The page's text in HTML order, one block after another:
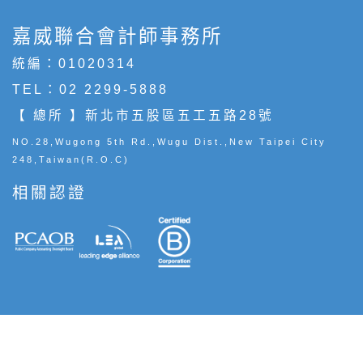
嘉威聯合會計師事務所
統編：01020314
TEL： 02 2299-5888
【 總所 】新北市五股區五工五路28號
NO.28,Wugong 5th Rd.,Wugu Dist.,New Taipei City
248,Taiwan(R.O.C)
相關認證